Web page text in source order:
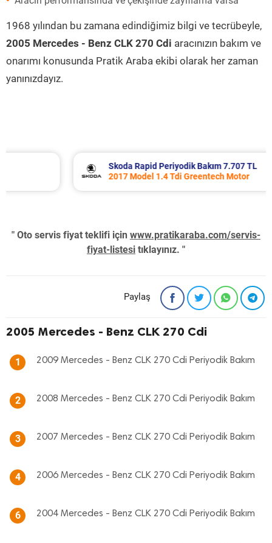
1968 yılından bu zamana edindiğimiz bilgi ve tecrübeyle,
2005 Mercedes - Benz CLK 270 Cdi aracınızın bakım ve
onarımı konusunda Pratik Araba ekibi olarak her zaman
yanınızdayız.
Skoda Rapid Periyodik Bakım 7.707 TL
2017 Model 1.4 Tdi Greentech Motor
" Oto servis fiyat teklifi için www.pratikaraba.com/servis-
fiyat-listesi tıklayınız. "
Paylaş
2005 Mercedes - Benz CLK 270 Cdi
1 2009 Mercedes - Benz CLK 270 Cdi Periyodik Bakım
2 2008 Mercedes - Benz CLK 270 Cdi Periyodik Bakım
3 2007 Mercedes - Benz CLK 270 Cdi Periyodik Bakım
4 2006 Mercedes - Benz CLK 270 Cdi Periyodik Bakım
6 2004 Mercedes - Benz CLK 270 Cdi Periyodik Bakım